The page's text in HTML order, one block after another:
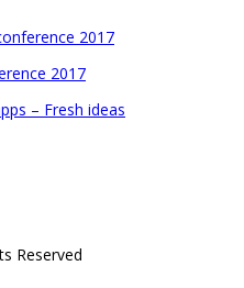
2017
2017
– Fresh ideas
Reserved